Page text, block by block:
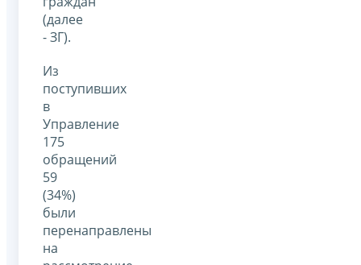
(далее
- ЗГ).
Из
поступивших
в
Управление
175
обращений
59
(34%)
были
перенаправлены
на